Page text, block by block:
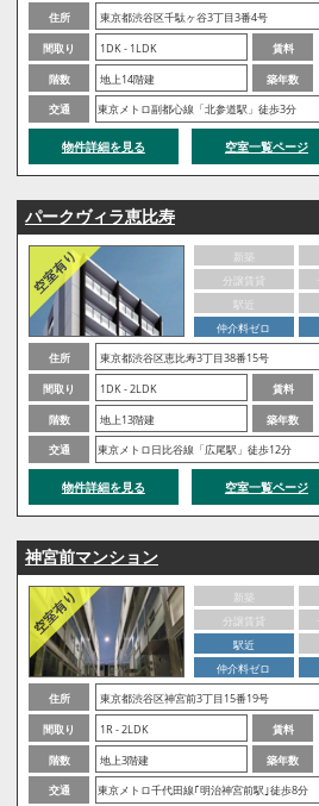
住所
東京都渋谷区千駄ヶ谷3丁目3番4号
間取り
1DK - 1LDK 賃料
階数
地上14階建 築年数
交通
東京メトロ副都心線「北参道駅」徒歩3分
物件詳細を見る 空室一覧ページ
パークヴィラ恵比寿
新築
分譲賃貸
駅近
仲介料ゼロ
住所
東京都渋谷区恵比寿3丁目38番15号
間取り
1DK - 2LDK 賃料
階数
地上13階建 築年数
交通
東京メトロ日比谷線「広尾駅」徒歩12分
物件詳細を見る 空室一覧ページ
神宮前マンション
新築
分譲賃貸
駅近
仲介料ゼロ
住所
東京都渋谷区神宮前3丁目15番19号
間取り
1R - 2LDK 賃料
階数
地上3階建 築年数
交通
東京メトロ千代田線｢明治神宮前駅｣徒歩8分